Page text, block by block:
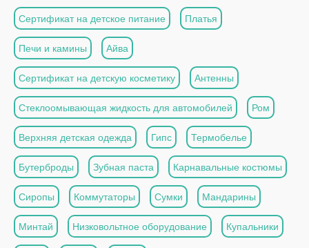
Сертификат на детское питание Платья
Печи и камины Айва
Сертификат на детскую косметику Антенны
Стеклоомывающая жидкость для автомобилей Ром
Верхняя детская одежда Гипс Термобелье
Бутерброды Зубная паста Карнавальные костюмы
Сиропы Коммутаторы Сумки Мандарины
Минтай Низковольтное оборудование Купальники